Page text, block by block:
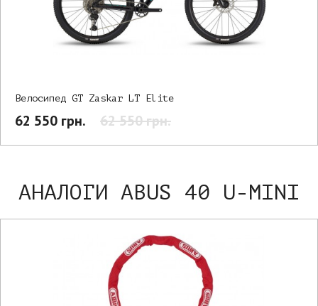
Велосипед GT Zaskar LT Elite
62 550 грн. 62 550 грн.
АНАЛОГИ ABUS 40 U-MINI